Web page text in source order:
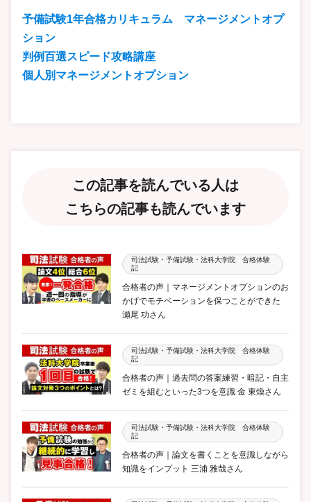
予備試験1年合格カリキュラム マネージメントオプ
ション
判例百選スピード攻略講座
個人別マネージメントオプション
この記事を読んでいる人は
こちらの記事も読んでいます
司法試験・予備試験・法科大学院 合格体験
記
合格者の声｜マネージメントオプションのお
かげでモチベーションを保つことができた
瀬尾 功さん
司法試験・予備試験・法科大学院 合格体験
記
合格者の声｜過去問の答案練習・暗記・自主
ゼミを組むといった3つを意識 金 東煥さん
司法試験・予備試験・法科大学院 合格体験
記
合格者の声｜論文を書くことを意識しながら
知識をインプット 三浦 雅哉さん